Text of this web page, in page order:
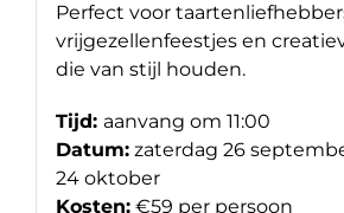
Perfect voor
vrijgezellenfeestjes en
die van stijl houden.
Tijd: aanvang om 11:00
Datum:zaterdag 26
24 oktober
Kosten:€59 per persoon